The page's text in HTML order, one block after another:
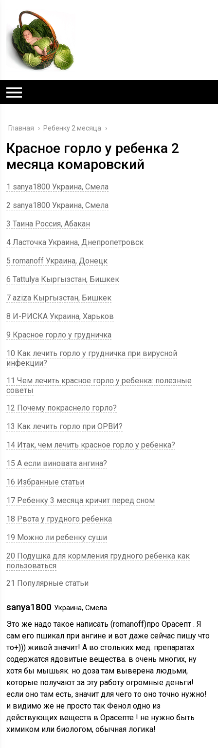
Главная › Ребенку 2 месяца ›
Красное горло у ребенка 2
месяца комаровский
1 sanya1800 Украина, Смела
2 sanya1800 Украина, Смела
3 Таина Россия, Абакан
4 Ласточка Украина, Днепропетровск
5 romanoff Украина, Донецк
6 Tattulya Кыргызстан, Бишкек
7 aziza Кыргызстан, Бишкек
8 И-РИСКА Украина, Харьков
9 Красное горло у грудничка
10 Как лечить горло у грудничка при вирусной
инфекции?
11 Чем лечить красное горло у ребенка: полезные
советы
12 Почему покраснело горло?
13 Как лечить горло при ОРВИ?
14 Итак, чем лечить красное горло у ребенка?
15 А если виновата ангина?
16 Избранные статьи
17 Ребенку 3 месяца кричит перед сном
18 Рвота у грудного ребенка
19 Можно ли ребенку суши
20 Подушка для кормления грудного ребенка как
пользоваться
21 Популярные статьи
sanya1800Украина, Смела
Это же надо такое написать (romanoff)про Орасепт . Я
сам его пшикал при ангине и вот даже сейчас пишу что
то+))) живой значит! А во стольких мед. препаратах
содержатся ядовитые вещества. в очень многих, ну
хотя бы мышьяк. но доза там выверена людьми,
которые получают за эту работу огромные деньги!
если оно там есть, значит для чего то оно точно нужно!
и видимо же не просто так Фенол одно из
действующих веществ в Орасепте ! не нужно быть
химиком или биологом, обычная логика!